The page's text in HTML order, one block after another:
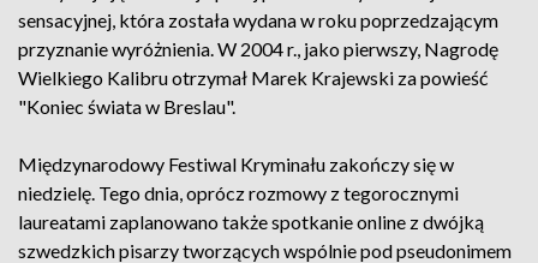
sensacyjnej, która została wydana w roku poprzedzającym
przyznanie wyróżnienia. W 2004 r., jako pierwszy, Nagrodę
Wielkiego Kalibru otrzymał Marek Krajewski za powieść
"Koniec świata w Breslau".
Międzynarodowy Festiwal Kryminału zakończy się w
niedzielę. Tego dnia, oprócz rozmowy z tegorocznymi
laureatami zaplanowano także spotkanie online z dwójką
szwedzkich pisarzy tworzących wspólnie pod pseudonimem